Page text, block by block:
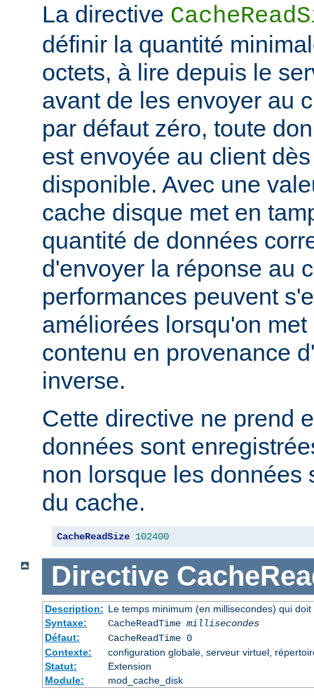
La directive
définir la quantité
octets, à lire depuis le
avant de les envoyer au
par défaut zéro, toute
est envoyée au client
disponible. Avec une
cache disque met en
quantité de données
d'envoyer la réponse au
performances peuvent
améliorées lorsqu'on
contenu en provenance
inverse.
Cette directive ne prend
données sont
non lorsque les données
du cache.
CacheReadSize 102400
Directive
Description: Le temps minimum (en millisecondes) qui
Syntaxe:
CacheReadTime millisecondes
Défaut:
CacheReadTime 0
Contexte:
configuration globale, serveur virtuel,
Statut:
Extension
Module:
mod_cache_disk